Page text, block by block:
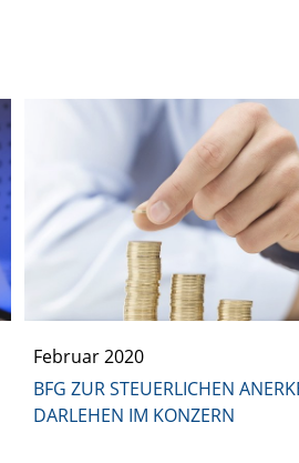
Februar 2020
BFG ZUR STEUERLICHEN
DARLEHEN IM KONZERN